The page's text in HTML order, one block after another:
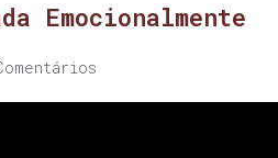
Emocionalmente